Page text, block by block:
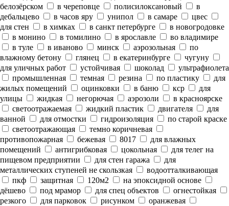
белозёрском
в череповце полисилоксановый
в
дебальцево
в часов яру унипол в самаре
цвес
для стен
в химках в санкт петербурге
в новогродовке
в монино
в томилино в ярославле
во владимире
в туле
в иваново минск аэрозольная
по
влажному бетону
глянец в екатеринбурге
чугуну
для уличных работ
устойчивая шоколад
ультрафиолета
промышленная
темная резина по пластику
для
жилых помещений
оцинковки в баню кср
для
улицы
жидкая негорючая аэрозоли
в красноярске
светоотражаемая
жидкий пластик двигателя
для
ванной
для отмостки гидроизоляция
по старой краске
светоотражающая
темно коричневая
противопожарная
бежевая 8017
для влажных
помещений
антигрибковая цокольная
для телег на
пищевом предприятии
для стен гаража
для
металлических ступеней не скользкая
водоотталкивающая
пкф
защитная 120м2
на эпоксидной основе
дёшево
под мрамор для спец объектов
огнестойкая
резкого
для парковок рисунком
оранжевая